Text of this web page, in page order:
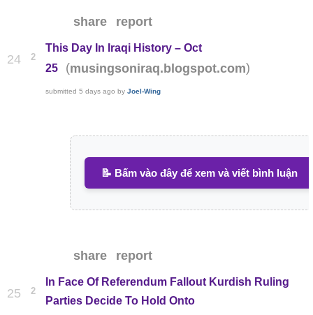
share report
24 2
This Day In Iraqi History – Oct
25
(musingsoniraq.blogspot.com)
submitted5 days ago byJoel-Wing
📝 Bấm vào đây để xem và viết bình luận
share report
25 2
In Face Of Referendum Fallout Kurdish Ruling
Parties Decide To Hold Onto